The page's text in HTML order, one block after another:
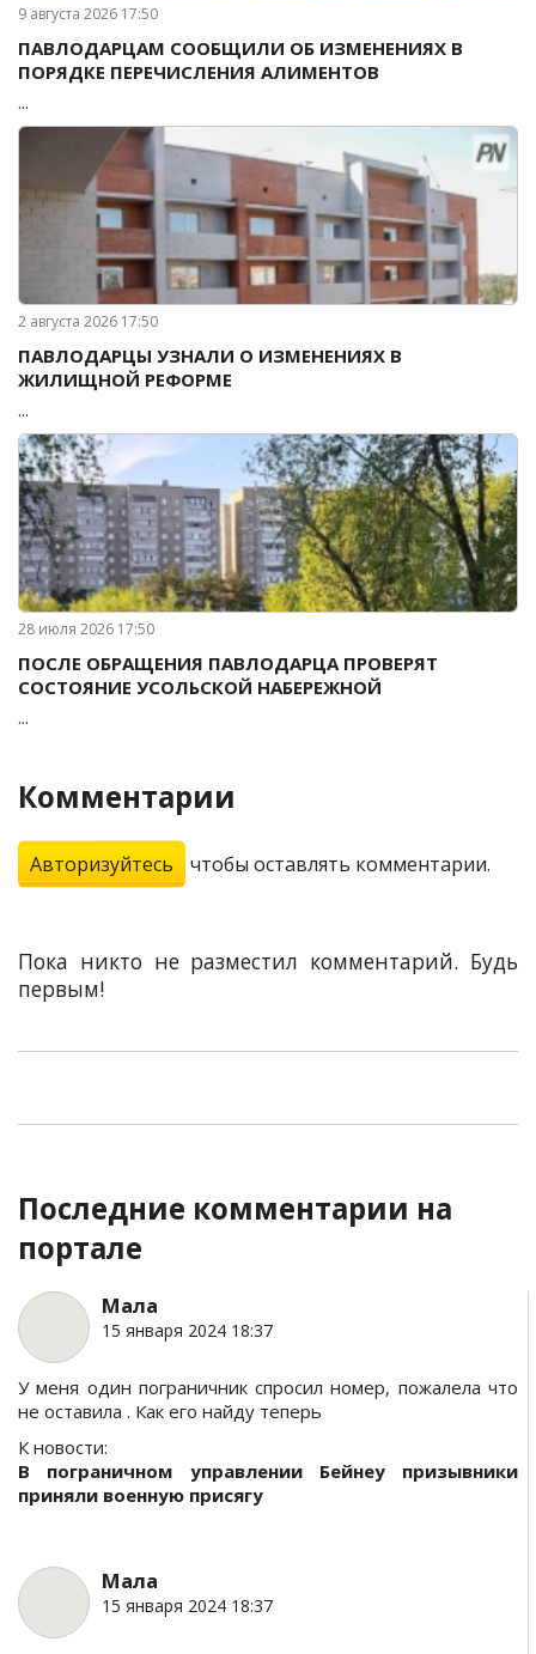
9 августа 2026 17:50
ПАВЛОДАРЦАМ СООБЩИЛИ ОБ ИЗМЕНЕНИЯХ В
ПОРЯДКЕ ПЕРЕЧИСЛЕНИЯ АЛИМЕНТОВ
...
2 августа 2026 17:50
ПАВЛОДАРЦЫ УЗНАЛИ О ИЗМЕНЕНИЯХ В
ЖИЛИЩНОЙ РЕФОРМЕ
...
28 июля 2026 17:50
ПОСЛЕ ОБРАЩЕНИЯ ПАВЛОДАРЦА ПРОВЕРЯТ
СОСТОЯНИЕ УСОЛЬСКОЙ НАБЕРЕЖНОЙ
...
Комментарии
Авторизуйтесь чтобы оставлять комментарии.
Пока никто не разместил комментарий. Будь
первым!
Последние комментарии на
портале
Мала
15 января 2024 18:37
У меня один пограничник спросил номер, пожалела что
не оставила . Как его найду теперь
К новости:
В пограничном управлении Бейнеу призывники
приняли военную присягу
Мала
15 января 2024 18:37